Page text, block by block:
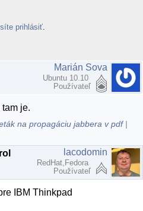
prihlásiť
Marián Sova
Ubuntu 10.10
Používateľ
tam je.
na propagáciu jabbera v pdf|
lacodomin
RedHat,Fedora
Používateľ
IBM Thinkpad